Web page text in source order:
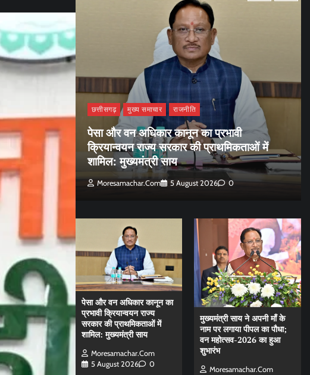
छत्तीसगढ़ मुख्य समाचार राजनीति
पेसा और वन अधिकार कानून का प्रभावी
क्रियान्वयन राज्य सरकार की प्राथमिकताओं में
शामिल: मुख्यमंत्री साय
Moresamachar.com 5 August 2026 0
पेसा और वन अधिकार कानून का
प्रभावी क्रियान्वयन राज्य
सरकार की प्राथमिकताओं में
शामिल: मुख्यमंत्री साय
Moresamachar.com
5 August 2026
0
मुख्यमंत्री साय ने अपनी माँ के
नाम पर लगाया पीपल का पौधा;
वन महोत्सव-2026 का हुआ
शुभारंभ
Moresamachar.com